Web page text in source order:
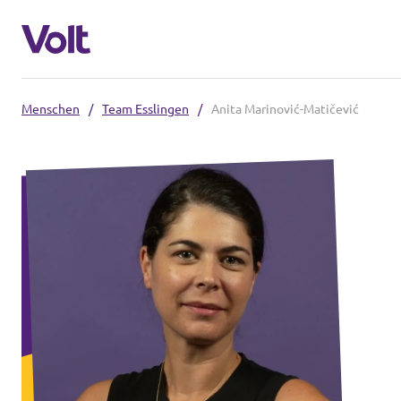
Lokale Teams
Volt in Deutschland
Volt in deinem Bundesland
Volt Deutschland Merchandise Shop
Neuigkeiten
Menschen / Team Esslingen / Anita Marinović-Matičević